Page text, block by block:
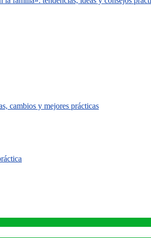
cambios y mejores prácticas